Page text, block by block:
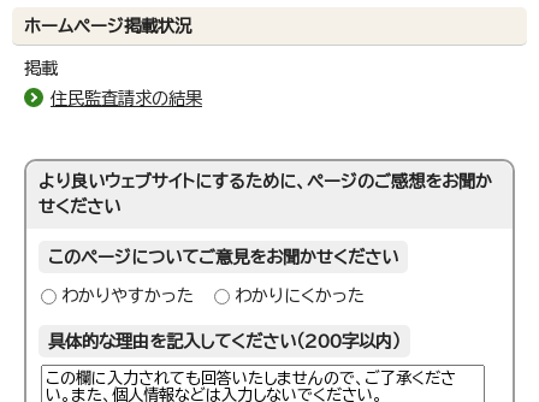
ホームページ掲載状況
掲載
住民監査請求の結果
より良いウェブサイトにするために、ページのご感想をお聞か
せください
このページについてご意見をお聞かせください
わかりやすかった わかりにくかった
具体的な理由を記入してください（200字以内）